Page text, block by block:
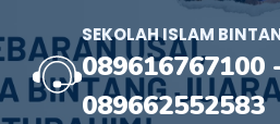
SEKOLAH ISLAM
089616767100
089662552583